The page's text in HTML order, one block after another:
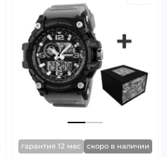
гарантия 12 мес скоро в наличии